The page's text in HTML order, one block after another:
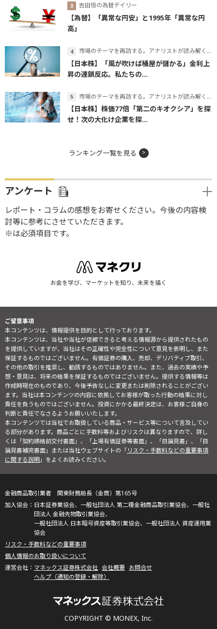
吉田恒の為替デイリー
【為替】「異常な円安」と1995年「異常な円
高」
市場のテーマを再訪する。アナリストが読み解くテーマの本質
【日本株】「風が吹けば桶屋が儲かる」金利上
昇の連鎖反応。私たちの...
市場のテーマを再訪する。アナリストが読み解くテーマの本質
【日本株】株価77倍「第二のキオクシア」を探
せ！次の大化け企業を探...
ランキング一覧を見る
アンケート
レポート・コラムの感想をお寄せください。今後の内容検
討等に参考にさせていただきます。
※は必須項目です。
お金を学び、マーケットを知り、未来を描く
ご留意事項
本コンテンツは、情報提供を目的として行っております。
本コンテンツは、当社や当社が信頼できると考える情報源から提供されたもの
を提供していますが、当社はその正確性や完全性について意見を表明し、また
保証するものではございません。有価証券の購入、売却、デリバティブ取引、
その他の取引を推奨し、勧誘するものではありません。また、過去の実績や予
想・意見は、将来の結果を保証するものではございません。提供する情報等は
作成時現在のものであり、今後予告なしに変更または削除されることがござい
ます。当社は本コンテンツの内容に依拠してお客様が取った行動の結果に対し
責任を負うものではございません。投資にかかる最終決定は、お客様ご自身の
判断と責任でなさるようお願いいたします。
本コンテンツでは当社でお取扱している商品・サービス等について言及してい
る部分があります。商品ごとに手数料等およびリスクは異なりますので、詳し
くは「契約締結前交付書面」、「上場有価証券等書面」、「目論見書」、「目
論見書補完書面」または当社ウェブサイトの「リスク・手数料などの重要事項
に関する説明」をよくお読みください。
COPYRIGHT © MONEX, Inc.
金融商品取引業者 関東財務局長（金商）第165号
日本証券業協会、一般社団法人 第二種金融商品取引業協会、一般社
団法人 金融先物取引業協会、
一般社団法人 日本暗号資産等取引業協会、一般社団法人 資産運用業
協会
リスク・手数料などの重要事項
個人情報のお取り扱いについて
マネックス証券株式会社 会社概要 お問合せ
ヘルプ（通知の登録・解除）